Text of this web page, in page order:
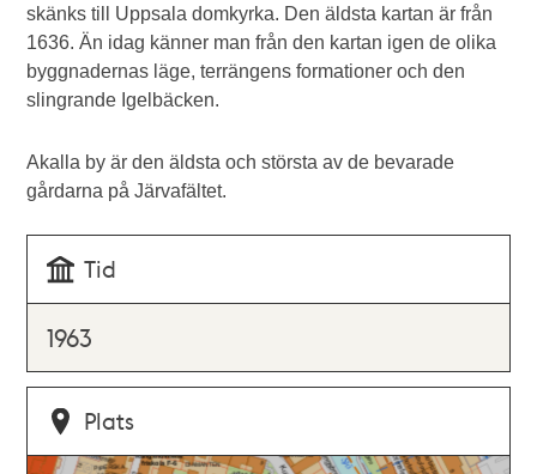
skänks till Uppsala domkyrka. Den äldsta kartan är från
1636. Än idag känner man från den kartan igen de olika
byggnadernas läge, terrängens formationer och den
slingrande Igelbäcken.
Akalla by är den äldsta och största av de bevarade
gårdarna på Järvafältet.
Tid
1963
Plats